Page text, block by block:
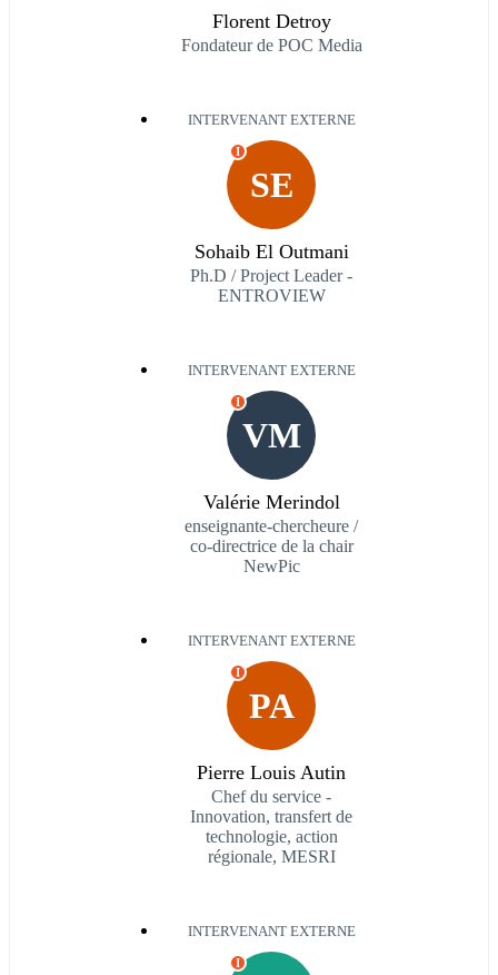
Florent Detroy
Fondateur de POC Media
INTERVENANT EXTERNE
SE
I
Sohaib El Outmani
Ph.D / Project Leader -
ENTROVIEW
INTERVENANT EXTERNE
VM
I
Valérie Merindol
enseignante-chercheure /
co-directrice de la chair
NewPic
INTERVENANT EXTERNE
PA
I
Pierre Louis Autin
Chef du service -
Innovation, transfert de
technologie, action
régionale, MESRI
INTERVENANT EXTERNE
I